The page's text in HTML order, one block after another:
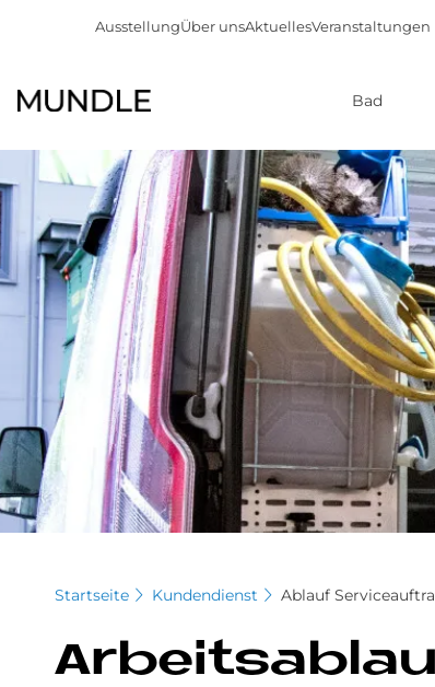
Inhalt
AusstellungÜber unsAktuellesVeranstaltungen
Bad
Startseite Kundendienst Ablauf